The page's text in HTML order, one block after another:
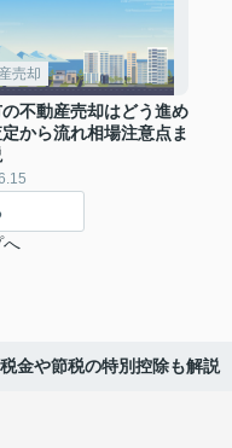
売却
不動産売却はどう進め
から流れ相場注意点ま
へ
金や節税の特別控除も解説